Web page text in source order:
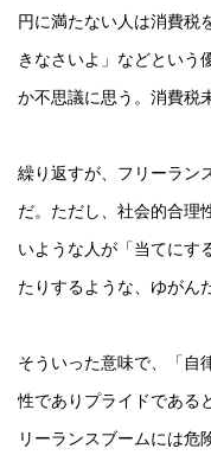
円に満たない人は消費税
きなさいよ」などという
か不思議に思う。消費税
繰り返すが、フリーラン
だ。ただし、社会的合理
いような人が「当てにす
たりするような、ゆがん
そういった意味で、「自
性でありプライドである
リーランスブームには危